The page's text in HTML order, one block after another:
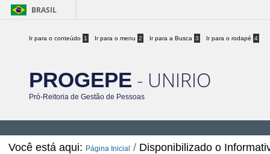
BRASIL
Ir para o conteúdo 1 Ir para o menu 2 Ir para a Busca 3 Ir para o rodapé 4
PROGEPE - UNIRIO
Pró-Reitoria de Gestão de Pessoas
Você está aqui: Página Inicial / Disponibilizado o